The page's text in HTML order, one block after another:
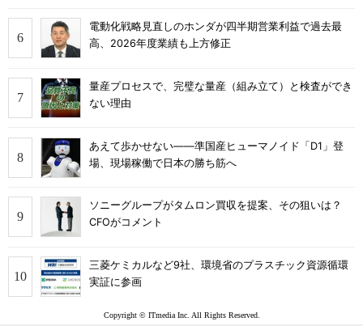
電動化戦略見直しのホンダが四半期営業利益で過去最
高、2026年度業績も上方修正
量産プロセスで、完璧な量産（組み立て）と検査ができ
ない理由
あえて歩かせない――準国産ヒューマノイド「D1」登
場、現場稼働で日本の勝ち筋へ
ソニーグループがタムロン買収を提案、その狙いは？
CFOがコメント
三菱ケミカルなど9社、環境省のプラスチック資源循環
実証に参画
Copyright © ITmedia Inc. All Rights Reserved.